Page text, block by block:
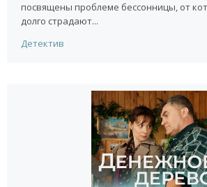
посвящены проблеме бессонницы, от
долго страдают...
Детектив